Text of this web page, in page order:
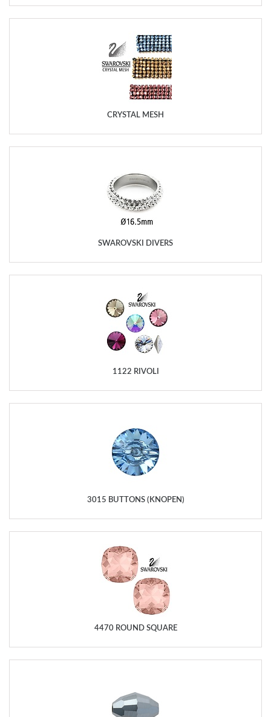
CRYSTAL MESH
SWAROVSKI DIVERS
1122 RIVOLI
3015 BUTTONS (KNOPEN)
4470 ROUND SQUARE